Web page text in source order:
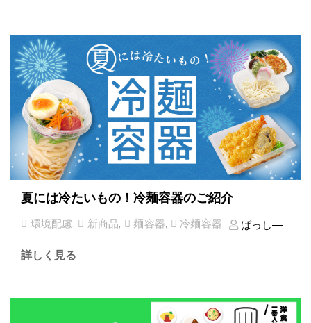
夏には冷たいもの！冷麺容器のご紹介
環境配慮, 新商品, 麺容器, 冷麺容器 ばっし―
詳しく見る